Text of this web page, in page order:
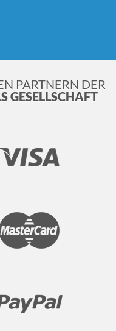
PARTNERN DER
GESELLSCHAFT